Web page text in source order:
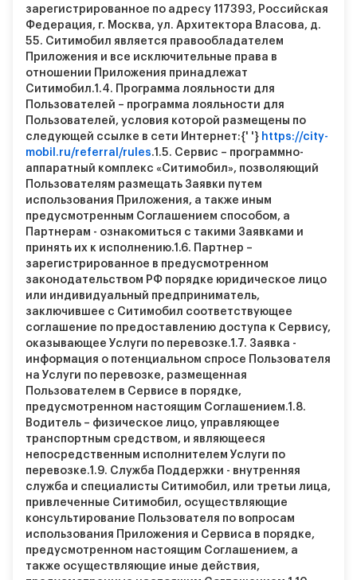
зарегистрированное по адресу 117393, Российская
Федерация, г. Москва, ул. Архитектора Власова, д.
55. Ситимобил является правообладателем
Приложения и все исключительные права в
отношении Приложения принадлежат
Ситимобил.1.4. Программа лояльности для
Пользователей – программа лояльности для
Пользователей, условия которой размещены по
следующей ссылке в сети Интернет:{' '} https://city-
mobil.ru/referral/rules.1.5. Сервис – программно-
аппаратный комплекс «Ситимобил», позволяющий
Пользователям размещать Заявки путем
использования Приложения, а также иным
предусмотренным Соглашением способом, а
Партнерам - ознакомиться с такими Заявками и
принять их к исполнению.1.6. Партнер –
зарегистрированное в предусмотренном
законодательством РФ порядке юридическое лицо
или индивидуальный предприниматель,
заключившее с Ситимобил соответствующее
соглашение по предоставлению доступа к Сервису,
оказывающее Услуги по перевозке.1.7. Заявка -
информация о потенциальном спросе Пользователя
на Услуги по перевозке, размещенная
Пользователем в Сервисе в порядке,
предусмотренном настоящим Соглашением.1.8.
Водитель – физическое лицо, управляющее
транспортным средством, и являющееся
непосредственным исполнителем Услуги по
перевозке.1.9. Служба Поддержки - внутренняя
служба и специалисты Ситимобил, или третьи лица,
привлеченные Ситимобил, осуществляющие
консультирование Пользователя по вопросам
использования Приложения и Сервиса в порядке,
предусмотренном настоящим Соглашением, а
также осуществляющие иные действия,